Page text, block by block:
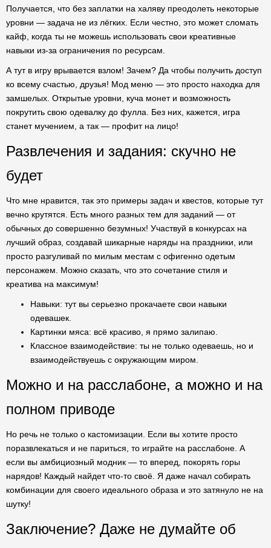
Получается, что без заплатки на халяву преодолеть некоторые
уровни — задача не из лёгких. Если честно, это может сломать
кайф, когда ты не можешь использовать свои креативные
навыки из-за ограничения по ресурсам.
А тут в игру врывается взлом! Зачем? Да чтобы получить доступ
ко всему счастью, друзья! Мод меню — это просто находка для
замшелых. Открытые уровни, куча монет и возможность
покрутить свою одевалку до фулла. Без них, кажется, игра
станет мучением, а так — профит на лицо!
Развлечения и задания: скучно не
будет
Что мне нравится, так это примеры задач и квестов, которые тут
вечно крутятся. Есть много разных тем для заданий — от
обычных до совершенно безумных! Участвуй в конкурсах на
лучший образ, создавай шикарные наряды на праздники, или
просто разгуливай по милым местам с офигенно одетым
персонажем. Можно сказать, что это сочетание стиля и
креатива на максимум!
Навыки: тут вы серьезно прокачаете свои навыки
одевашек.
Картинки мяса: всё красиво, я прямо залипаю.
Классное взаимодействие: ты не только одеваешь, но и
взаимодействуешь с окружающим миром.
Можно и на расслабоне, а можно и на
полном приводе
Но речь не только о кастомизации. Если вы хотите просто
поразвлекаться и не париться, то играйте на расслабоне. А
если вы амбициозный модник — то вперед, покорять горы
нарядов! Каждый найдет что-то своё. Я даже начал собирать
комбинации для своего идеального образа и это затянуло не на
шутку!
Заключение? Даже не думайте об